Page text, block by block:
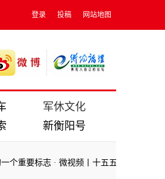
登录 投稿 网站地图
军休文化
新衡阳号
标志·微视频丨十五五 扬帆起航正当时